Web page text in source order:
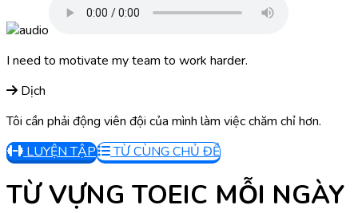
I need to motivate my team to work harder.
Dịch
Tôi cần phải động viên đội của mình làm việc chăm chỉ hơn.
LUYỆN TẬP
TỪ CÙNG CHỦ ĐỀ
TỪ VỰNG TOEIC MỖI NGÀY